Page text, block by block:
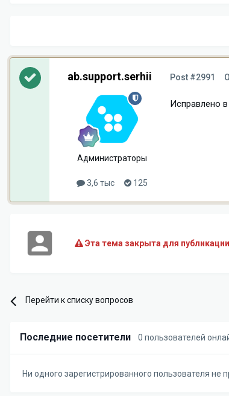
ab.support.serhii
Администраторы
3,6 тыс 125
Post #2991
Исправлено
Эта тема закрыта для
Перейти к списку вопросов
Последние посетители 0 пользователей
Ни одного зарегистрированного пользователя не